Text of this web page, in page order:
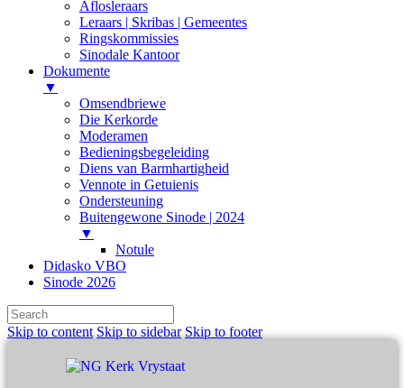
Aflosleraars
Leraars | Skribas | Gemeentes
Ringskommissies
Sinodale Kantoor
Dokumente
▼
Omsendbriewe
Die Kerkorde
Moderamen
Bedieningsbegeleiding
Diens van Barmhartigheid
Vennote in Getuienis
Ondersteuning
Buitengewone Sinode | 2024
▼
Notule
Didasko VBO
Sinode 2026
Skip to content Skip to sidebar Skip to footer